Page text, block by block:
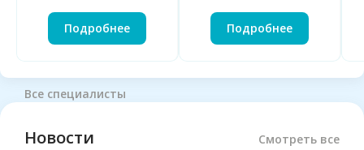
Подробнее Подробнее
Все специалисты
Новости Смотреть все